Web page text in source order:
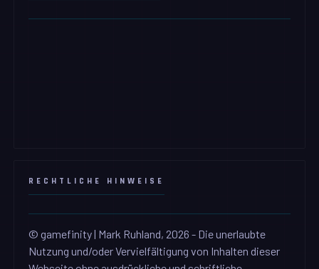
RECHTLICHE HINWEISE
© gamefinity | Mark Ruhland, 2026 - Die unerlaubte
Nutzung und/oder Vervielfältigung von Inhalten dieser